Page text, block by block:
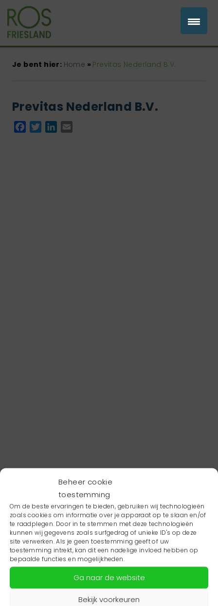
Beheer cookie
toestemming
Om de beste ervaringen te bieden, gebruiken wij technologieën
zoals cookies om informatie over je apparaat op te slaan en/of
te raadplegen. Door in te stemmen met deze technologieën
kunnen wij gegevens zoals surfgedrag of unieke ID's op deze
site verwerken. Als je geen toestemming geeft of uw
toestemming intrekt, kan dit een nadelige invloed hebben op
bepaalde functies en mogelijkheden.
Ga naar de website
Bekijk voorkeuren
Je bent hier: Home » Previtas Nederland B.V.
Previtas Nederland B.V.
Facebook
TwitterLinkedIn
Wil je niets missen?
Wil je op de hoogte blijven van het laatste
zorgnieuws in jouw regio? Schrijf je dan in voor
onze nieuwsbrief.